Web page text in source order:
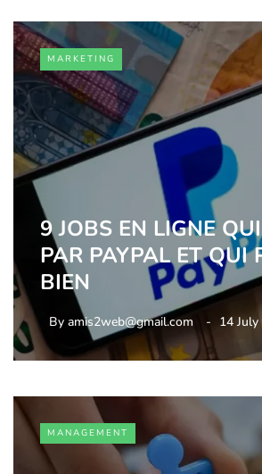
MARKETING
9 JOBS EN LIGNE
PAR PAYPAL ET QUI
BIEN
By amis2web@gmail.com 14
MANAGEMENT